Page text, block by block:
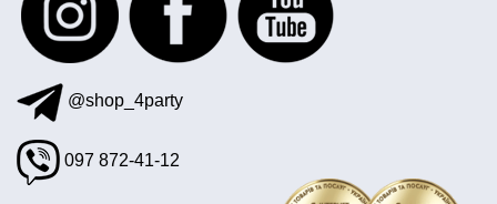
@shop_4party
097 872-41-12